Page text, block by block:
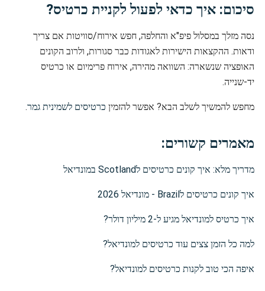
סיכום: איך כדאי לפעול לקניית כרטיס?
נסה מזלך במסלול פיפ"א והחלפה, חפש אירוח/סוויטות אם צריך
ודאות. ההקצאות הישירות לאגודות כבר סגורות, ולרוב הקונים
האופציה שנשארה: השוואה מהירה, אירוח פרימיום או כרטיס
יד-שנייה.
מחפש להמשיך לשלב הבא? אפשר להזמין כרטיסים לשמינית גמר.
מאמרים קשורים:
מדריך מלא: איך קונים כרטיסים לScotland במונדיאל
איך קונים כרטיסים לBrazil - מונדיאל 2026
איך כרטיס למונדיאל מגיע ל-2 מיליון דולר?
למה כל הזמן צצים עוד כרטיסים למונדיאל?
איפה הכי טוב לקנות כרטיסים למונדיאל?